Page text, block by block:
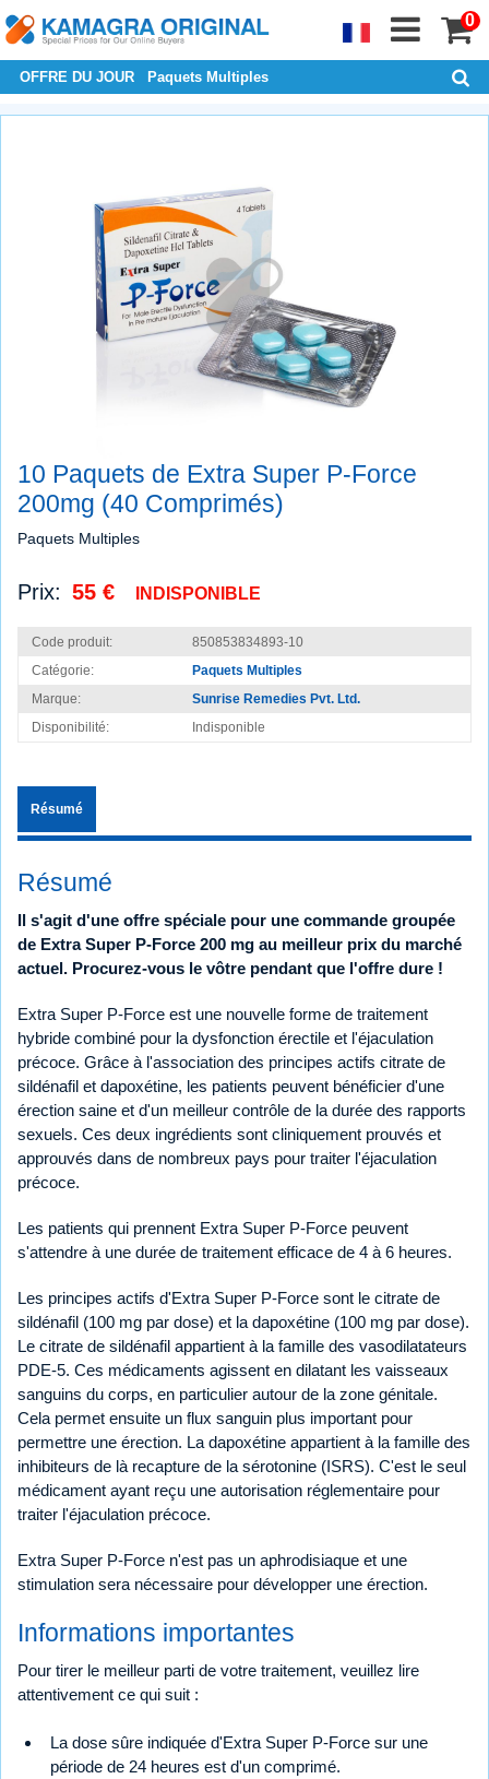
0
OFFRE DU JOUR Paquets Multiples
10 Paquets de Extra Super P-Force
200mg (40 Comprimés)
Paquets Multiples
Prix: 55 € INDISPONIBLE
Code produit:
850853834893-10
Catégorie:
Paquets Multiples
Marque:
Sunrise Remedies Pvt. Ltd.
Disponibilité:
Indisponible
Résumé
Résumé
Il s'agit d'une offre spéciale pour une commande groupée
de Extra Super P-Force 200 mg au meilleur prix du marché
actuel. Procurez-vous le vôtre pendant que l'offre dure !
Extra Super P-Force est une nouvelle forme de traitement
hybride combiné pour la dysfonction érectile et l'éjaculation
précoce. Grâce à l'association des principes actifs citrate de
sildénafil et dapoxétine, les patients peuvent bénéficier d'une
érection saine et d'un meilleur contrôle de la durée des rapports
sexuels. Ces deux ingrédients sont cliniquement prouvés et
approuvés dans de nombreux pays pour traiter l'éjaculation
précoce.
Les patients qui prennent Extra Super P-Force peuvent
s'attendre à une durée de traitement efficace de 4 à 6 heures.
Les principes actifs d'Extra Super P-Force sont le citrate de
sildénafil (100 mg par dose) et la dapoxétine (100 mg par dose).
Le citrate de sildénafil appartient à la famille des vasodilatateurs
PDE-5. Ces médicaments agissent en dilatant les vaisseaux
sanguins du corps, en particulier autour de la zone génitale.
Cela permet ensuite un flux sanguin plus important pour
permettre une érection. La dapoxétine appartient à la famille des
inhibiteurs de là recapture de la sérotonine (ISRS). C'est le seul
médicament ayant reçu une autorisation réglementaire pour
traiter l'éjaculation précoce.
Extra Super P-Force n'est pas un aphrodisiaque et une
stimulation sera nécessaire pour développer une érection.
Informations importantes
Pour tirer le meilleur parti de votre traitement, veuillez lire
attentivement ce qui suit :
La dose sûre indiquée d'Extra Super P-Force sur une
période de 24 heures est d'un comprimé.